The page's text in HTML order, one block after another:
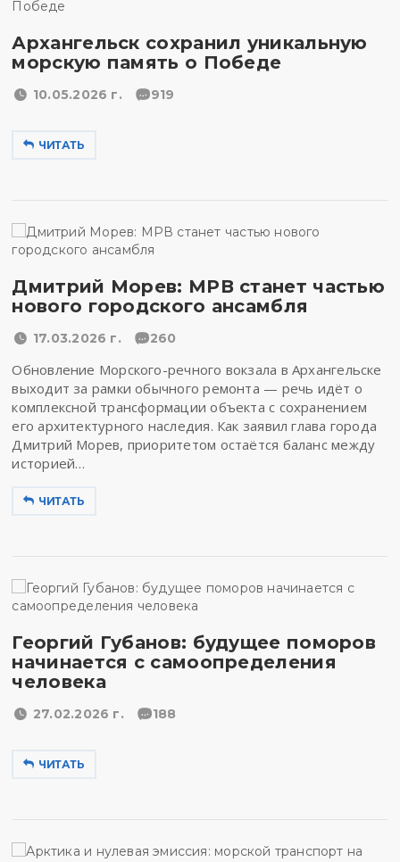
Архангельск сохранил уникальную
морскую память о Победе
10.05.2026 г. 919
ЧИТАТЬ
Дмитрий Морев: МРВ станет частью
нового городского ансамбля
17.03.2026 г. 260
Обновление Морского-речного вокзала в Архангельске
выходит за рамки обычного ремонта — речь идёт о
комплексной трансформации объекта с сохранением
его архитектурного наследия. Как заявил глава города
Дмитрий Морев, приоритетом остаётся баланс между
историей…
ЧИТАТЬ
Георгий Губанов: будущее поморов
начинается с самоопределения
человека
27.02.2026 г. 188
ЧИТАТЬ